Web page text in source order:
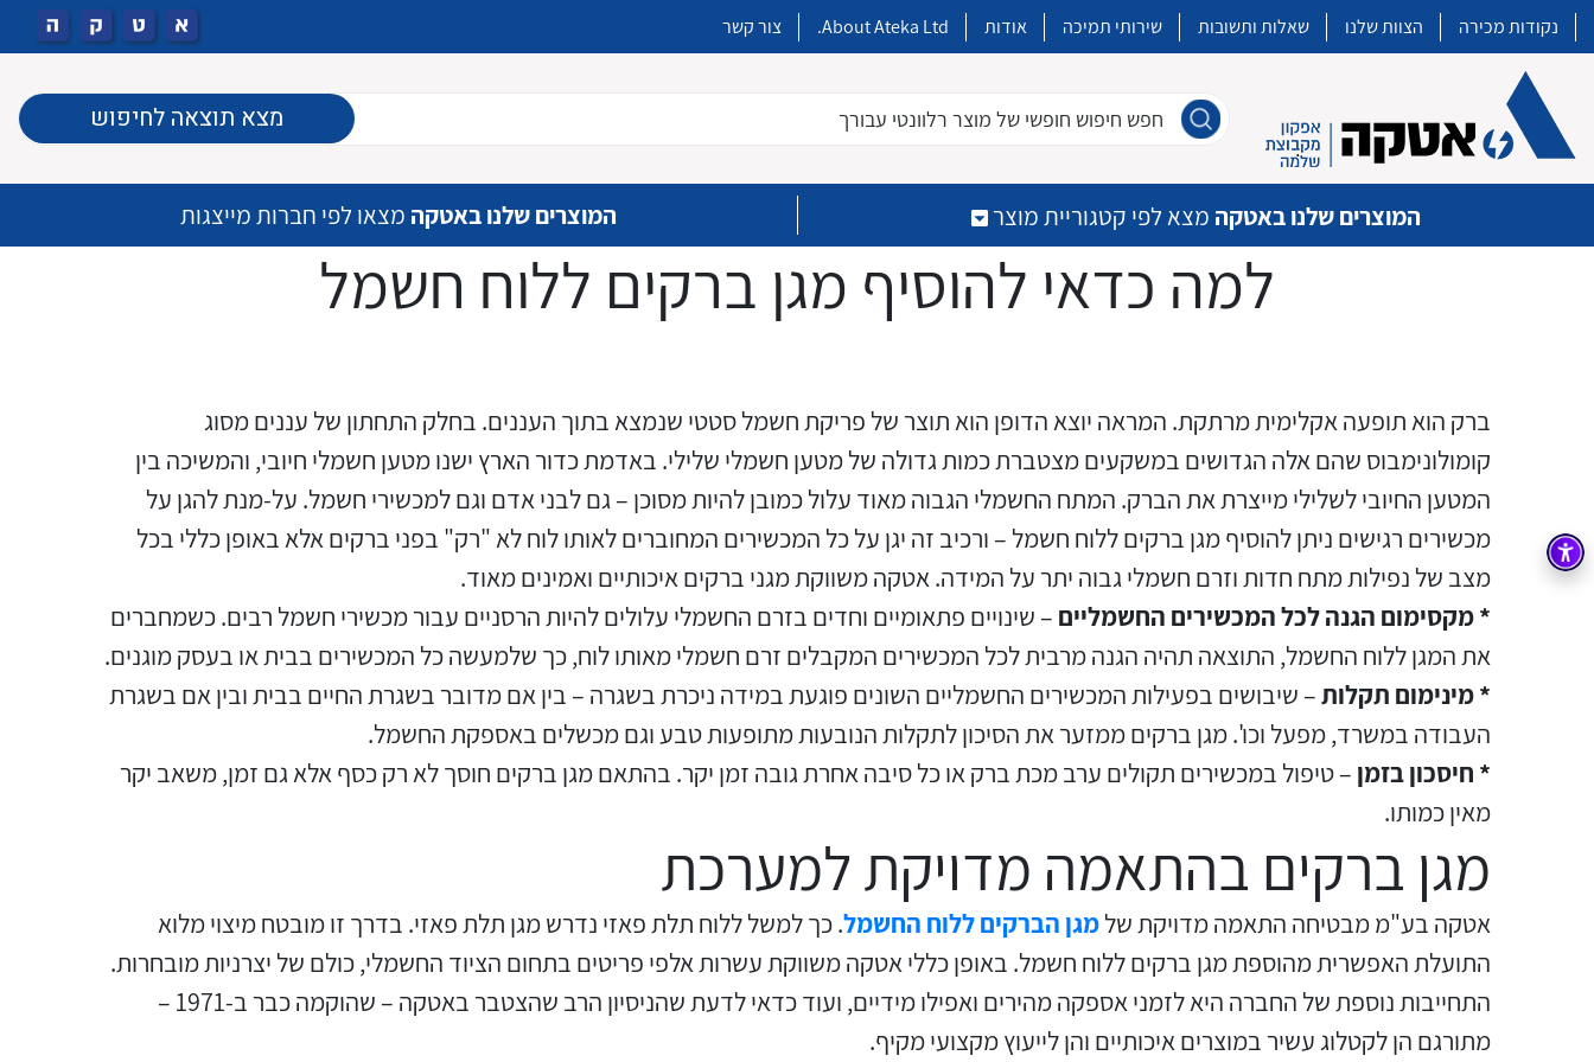
נקודות מכירה הצוות שלנו שאלות ותשובות שירותי תמיכה אודות About Ateka Ltd. צור קשר
חפש חיפוש חופשי של מוצר רלוונטי עבורך מצא תוצאה לחיפוש
המוצרים שלנו באטקה מצא לפי קטגוריית מוצר המוצרים שלנו באטקה מצאו לפי חברות מייצגות
מיתוג, בקרה , ואינסטלציה חשמלית ופעילה ב7 תחומים:
חשמל מיתוג ואינסטלציה חשמלית
מפסקי אוויר עד 6,300A
וסידרת XT
הגנות מנוע
ממסרי פחת ביתי ותעשייתי מנתקים ח"א (MCB's)
בוררים ומפסקי פקט חוטים נטולי הלוגן
מכונות למדידת כבלים, סטנדים
לגלגול כבלים וחוטים
ציוד לבקרת ומדידת כופל הספק
מערכות לשיפור מקדם הספק
וסינון הרמוניות למתח נמוך ומתח
בקרה רובוטיקה ואוטומציה תעשייתית
בקרים מתוכנתים PLC בקרי מכונה וכרטיסי IO
צגי נגיעה ממשק אדם מכונה HMI
ווסתי מהירות למנועי AC
ליישומים כלליים, משאבות,
מעליות, FLEX VECTOR
מערכות הינע סרבו עד 256 צירים
עד 15KW
תאים פוטואלקטריים / גששי
לייזר
גששים השראתיים וקיבוליים
אינקודרים אינקרימנטליים
ואבסולוטיים
מפסקי גבול בטיחותיים ולשימוש
קופסאות וארונות לחשמל, בקרה ואלקטרוניקה
קופסאות הסתעפות מודולריות קופסאות "19
פנלים לשליטה ובקרה
קופסאות פוליאסטר, פוליקרבונט
קופסאות חסינות אש עד 800
מעלות צלזיוס
עמודות ולוחות פיקוד
קופסאות מתכת ונרוסטה שולחנות בקרה וארונות מחשב
ויסות טמפרטורה ,לחות וגופי
חימום ללוחות חשמל
אלקטרוניקה מחברים ורכיבי אלקטרוניקה
ממסרים למעגלים מודפסים מפסקי DIPSWITCH
MOSFET RELAY בתצורה: SMD,
SOP, SSOP
לחצני בוהן זעירים ממסרי כח עד 30 אמפר
מפסקי גבול מיניאטוריים
תאים פוטואלקטריים
מיניאטוריים
חיישני לחץ MEMS
פתרונות וציוד לסביבה נפיצה EX
חימום קווים חשמליים
ציוד מוגן EX לפי תקן אירופאי
(ATEX) אמריקאי (UL)
תאורה מוגנת התפוצצות
תיבות לחצנים ואביזרי קצה
ובקרים
קופסאות, לוחות ומארזים לסביבה
נפיצה EX
מטענים לרכב חשמלי
מטענים מהירים ובזק לצידי
הדרכים הראשיות מסוג DC
אפליקציה (יישומון) לאיתור
מיקום מטענים וניהול הטעינה
עמדות טעינה AC
פתרונות לתחום הסולארי
כבלים מיוחדים המיועדים
להתקנות במערכות הסולריות
מהדקי חלוקה לסולרי
קופסאות בגדלים שונים עם דרגת
אטימות IP-65
נתיכים ובתי נתיך
למה כדאי להוסיף מגן ברקים ללוח חשמל
ברק הוא תופעה אקלימית מרתקת. המראה יוצא הדופן הוא תוצר של פריקת חשמל סטטי שנמצא בתוך העננים. בחלק התחתון של עננים מסוג
קומולונימבוס שהם אלה הגדושים במשקעים מצטברת כמות גדולה של מטען חשמלי שלילי. באדמת כדור הארץ ישנו מטען חשמלי חיובי, והמשיכה בין
המטען החיובי לשלילי מייצרת את הברק. המתח החשמלי הגבוה מאוד עלול כמובן להיות מסוכן – גם לבני אדם וגם למכשירי חשמל. על-מנת להגן על
מכשירים רגישים ניתן להוסיף מגן ברקים ללוח חשמל – ורכיב זה יגן על כל המכשירים המחוברים לאותו לוח לא "רק" בפני ברקים אלא באופן כללי בכל
מצב של נפילות מתח חדות וזרם חשמלי גבוה יתר על המידה. אטקה משווקת מגני ברקים איכותיים ואמינים מאוד.
* מקסימום הגנה לכל המכשירים החשמליים – שינויים פתאומיים וחדים בזרם החשמלי עלולים להיות הרסניים עבור מכשירי חשמל רבים. כשמחברים
את המגן ללוח החשמל, התוצאה תהיה הגנה מרבית לכל המכשירים המקבלים זרם חשמלי מאותו לוח, כך שלמעשה כל המכשירים בבית או בעסק מוגנים.
* מינימום תקלות– שיבושים בפעילות המכשירים החשמליים השונים פוגעת במידה ניכרת בשגרה – בין אם מדובר בשגרת החיים בבית ובין אם בשגרת
העבודה במשרד, מפעל וכו'. מגן ברקים ממזער את הסיכון לתקלות הנובעות מתופעות טבע וגם מכשלים באספקת החשמל.
* חיסכון בזמן – טיפול במכשירים תקולים ערב מכת ברק או כל סיבה אחרת גובה זמן יקר. בהתאם מגן ברקים חוסך לא רק כסף אלא גם זמן, משאב יקר
מאין כמותו.
מגן ברקים בהתאמה מדויקת למערכת
אטקה בע"מ מבטיחה התאמה מדויקת שלמגן הברקים ללוח החשמל. כך למשל ללוח תלת פאזי נדרש מגן תלת פאזי. בדרך זו מובטח מיצוי מלוא
התועלת האפשרית מהוספת מגן ברקים ללוח חשמל. באופן כללי אטקה משווקת עשרות אלפי פריטים בתחום הציוד החשמלי, כולם של יצרניות מובחרות.
התחייבות נוספת של החברה היא לזמני אספקה מהירים ואפילו מידיים, ועוד כדאי לדעת שהניסיון הרב שהצטבר באטקה – שהוקמה כבר ב-1971 –
מתורגם הן לקטלוג עשיר במוצרים איכותיים והן לייעוץ מקצועי מקיף.